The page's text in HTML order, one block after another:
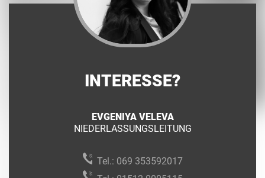
INTERESSE?
EVGENIYA VELEVA
NIEDERLASSUNGSLEITUNG
Tel.: 069 353592017